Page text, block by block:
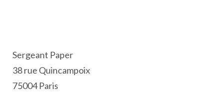
Sergeant Paper
38 rue Quincampoix
75004 Paris